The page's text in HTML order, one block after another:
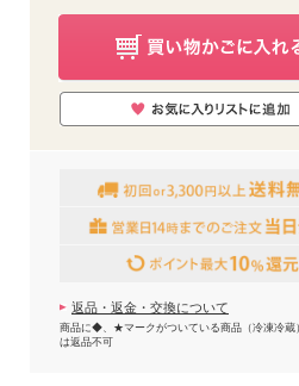
返品・返金・交換について
商品に◆、★マークがついている商品（冷凍冷蔵）
は返品不可